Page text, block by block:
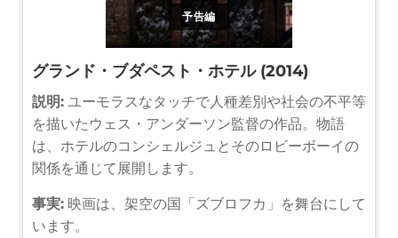
予告編
グランド・ブダペスト・ホテル (2014)
説明: ユーモラスなタッチで人種差別や社会の不平等
を描いたウェス・アンダーソン監督の作品。物語
は、ホテルのコンシェルジュとそのロビーボーイの
関係を通じて展開します。
事実: 映画は、架空の国「ズブロフカ」を舞台にして
います。